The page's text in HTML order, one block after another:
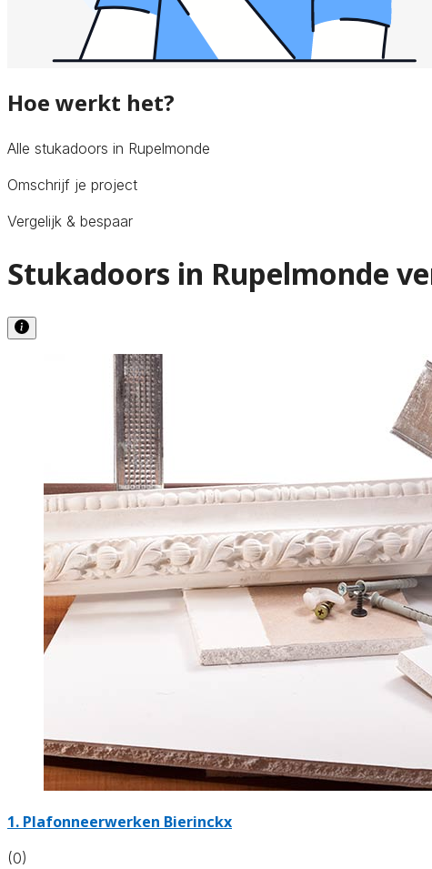
Hoe werkt het?
Alle stukadoors in Rupelmonde
Omschrijf je project
Vergelijk & bespaar
Stukadoors in Rupelmonde
1. Plafonneerwerken Bierinckx
(0)